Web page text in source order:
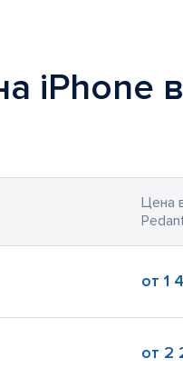
iPhone в
Цена
от 1
от 2